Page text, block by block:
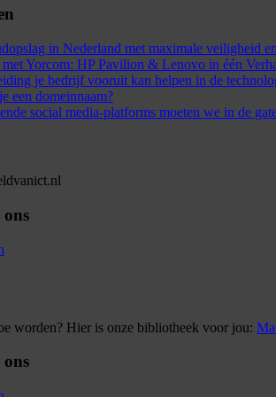
in Nederland met maximale veiligheid
Yorcom: HP Pavilion & Lenovo in één
je bedrijf vooruit kan helpen in de
een domeinnaam?
social media-platforms moeten we in de
worden? Hier is onze bibliotheek voor jou: